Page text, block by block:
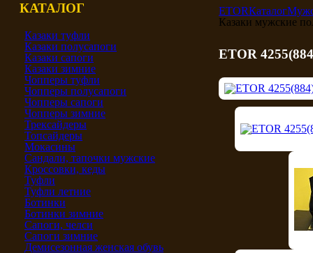
КАТАЛОГ
Казаки туфли
Казаки полусапоги
Казаки сапоги
Казаки зимние
Чопперы туфли
Чопперы полусапоги
Чопперы сапоги
Чопперы зимние
Трексайдеры
Топсайдеры
Мокасины
Сандали, тапочки мужские
Кроссовки, кеды
Туфли
Туфли летние
Ботинки
Ботинки зимние
Сапоги, челси
Сапоги зимние
Демисезонная женская обувь
ETORКаталог
Казаки мужские
ETOR